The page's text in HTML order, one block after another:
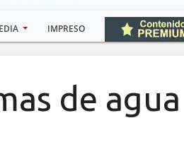
IMPRESO
de agua